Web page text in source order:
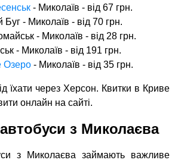
- Миколаїв - від 67 грн.
- Миколаїв - від 70 грн.
- Миколаїв - від 28 грн.
- Миколаїв - від 191 грн.
Озеро- Миколаїв - від 35 грн.
їхати через Херсон. Квитки в Криве
онлайн на сайті.
з Миколаєва
з Миколаєва займають важливе